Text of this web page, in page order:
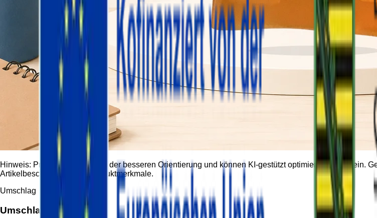
Hinweis: Produktbilder dienen der besseren Orientierung und können KI-gestützt optimiert worden sein.
Artikelbeschreibung und Produktmerkmale.
Umschlag
Umschlag A5 orange